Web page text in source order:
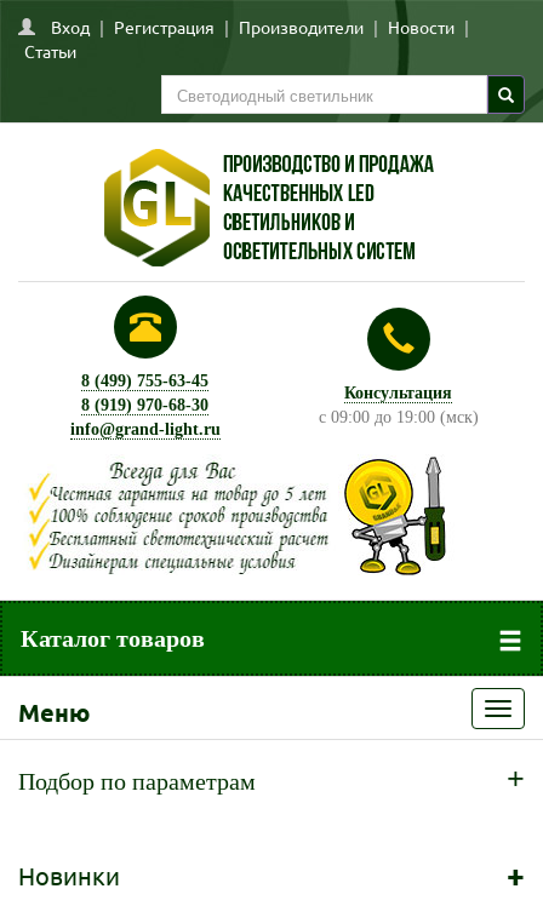
Вход | Регистрация | Производители | Новости |
Статьи
8 (499) 755-63-45
8 (919) 970-68-30
info@grand-light.ru
Консультация
с 09:00 до 19:00 (мск)
Каталог товаров
Меню
Подбор по параметрам +
Новинки +